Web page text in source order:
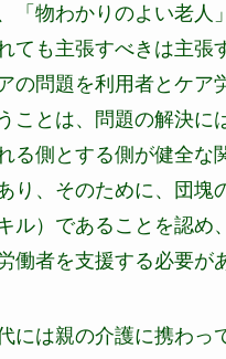
「物わかりのよい老人
ても主張すべきは主張
の問題を利用者とケア
ことは、問題の解決に
る側とする側が健全な
り、そのために、団塊
ル）であることを認め
働者を支援する必要が
には親の介護に携わっ